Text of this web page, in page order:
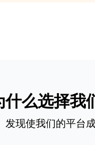
什么选择我
发现使我们的平台